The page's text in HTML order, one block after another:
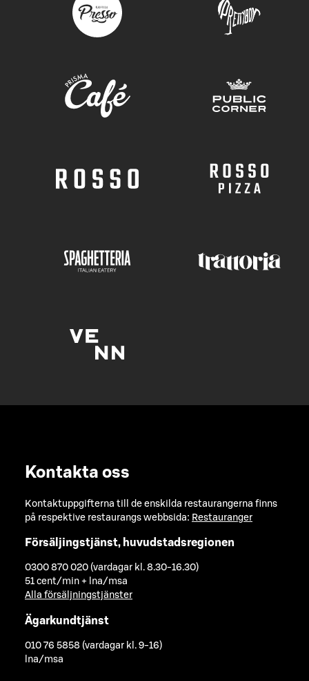
Kontakta oss
Kontaktuppgifterna till de enskilda restaurangerna finns
på respektive restaurangs webbsida: Restauranger
Försäljingstjänst, huvudstadsregionen
0300 870 020 (vardagar kl. 8.30-16.30)
51 cent/min + lna/msa
Alla försäljningstjänster
Ägarkundtjänst
010 76 5858 (vardagar kl. 9-16)
lna/msa